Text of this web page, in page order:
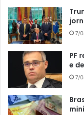
7/
PF
e
7/